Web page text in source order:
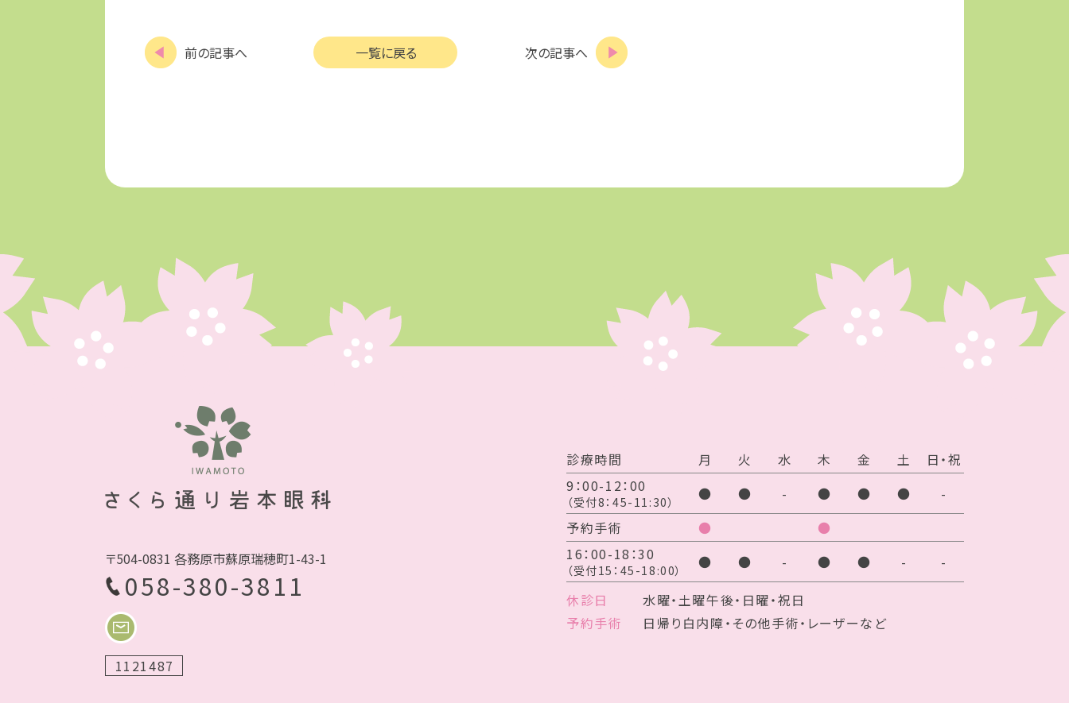
前の記事へ 一覧に戻る 次の記事へ
〒504-0831 各務原市蘇原瑞穂町1-43-1
058-380-3811
1121487
診療時間 月 火 水 木 金 土
日・祝
9：00-12：00
（受付8：45-11:30） ● ● - ● ● ●
-
予約手術
●
●
16：00-18：30
（受付15：45-18:00） ● ● - ● ● -
-
休診日
水曜・土曜午後・日曜・祝日
予約手術
日帰り白内障・その他手術・レーザーなど